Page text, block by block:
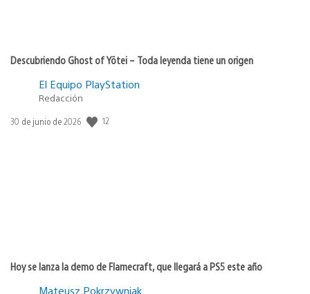
Descubriendo Ghost of Yōtei – Toda leyenda tiene un origen
El Equipo PlayStation
Redacción
Fecha
30 de junio de 2026 12
Hoy se lanza la demo de Flamecraft, que llegará a PS5 este año
Mateusz Pokrzywniak